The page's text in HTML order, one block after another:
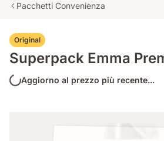
Pacchetti Convenienza
Original
Superpack Emma
Aggiorno al prezzo più recente...